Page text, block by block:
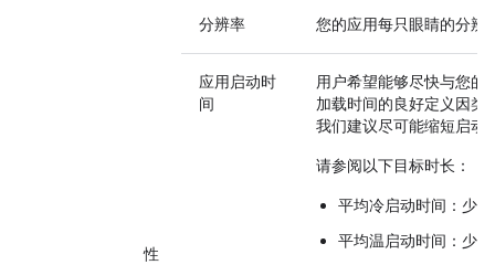
性
分辨率 您的应用每只眼睛的分辨
应用启动时
间
用户希望能够尽快与您的
加载时间的良好定义因类
我们建议尽可能缩短启动
请参阅以下目标时长：
平均冷启动时间：少
平均温启动时间：少